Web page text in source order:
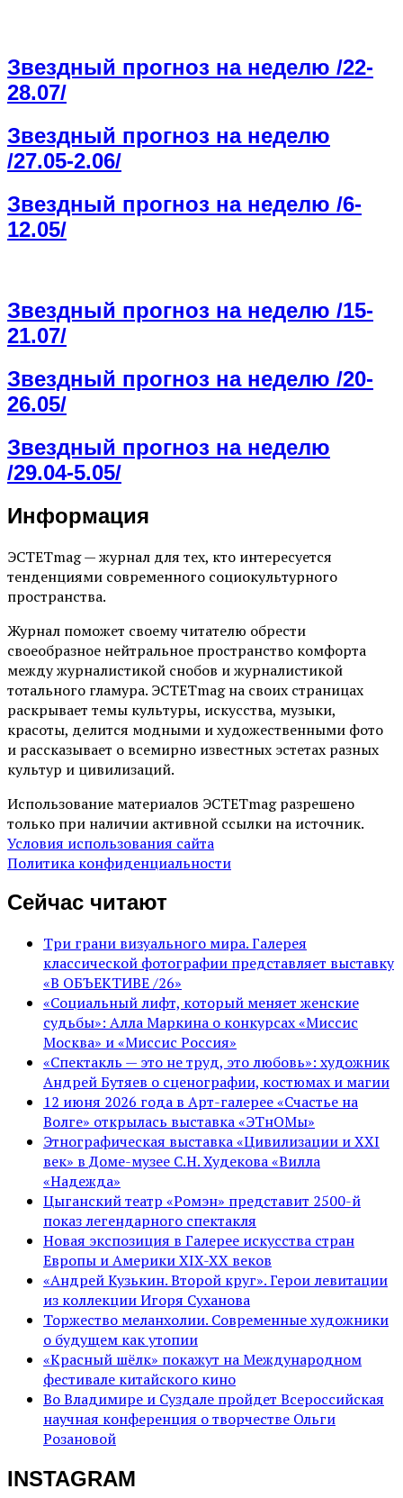
Звездный прогноз на неделю /22-
28.07/
Звездный прогноз на неделю
/27.05-2.06/
Звездный прогноз на неделю /6-
12.05/
Звездный прогноз на неделю /15-
21.07/
Звездный прогноз на неделю /20-
26.05/
Звездный прогноз на неделю
/29.04-5.05/
Информация
ЭСТЕТmag — журнал для тех, кто интересуется
тенденциями современного социокультурного
пространства.
Журнал поможет своему читателю обрести
своеобразное нейтральное пространство комфорта
между журналистикой снобов и журналистикой
тотального гламура. ЭСТЕТmag на своих страницах
раскрывает темы культуры, искусства, музыки,
красоты, делится модными и художественными фото
и рассказывает о всемирно известных эстетах разных
культур и цивилизаций.
Использование материалов ЭСТЕТmag разрешено
только при наличии активной ссылки на источник.
Условия использования сайта
Политика конфиденциальности
Сейчас читают
Три грани визуального мира. Галерея
классической фотографии представляет выставку
«В ОБЪЕКТИВЕ /26»
«Социальный лифт, который меняет женские
судьбы»: Алла Маркина о конкурсах «Миссис
Москва» и «Миссис Россия»
«Спектакль — это не труд, это любовь»: художник
Андрей Бутяев о сценографии, костюмах и магии
12 июня 2026 года в Арт-галерее «Счастье на
Волге» открылась выставка «ЭТнОМы»
Этнографическая выставка «Цивилизации и ХХI
век» в Доме-музее С.Н. Худекова «Вилла
«Надежда»
Цыганский театр «Ромэн» представит 2500-й
показ легендарного спектакля
Новая экспозиция в Галерее искусства стран
Европы и Америки XIX-XX веков
«Андрей Кузькин. Второй круг». Герои левитации
из коллекции Игоря Суханова
Торжество меланхолии. Современные художники
о будущем как утопии
«Красный шёлк» покажут на Международном
фестивале китайского кино
Во Владимире и Суздале пройдет Всероссийская
научная конференция о творчестве Ольги
Розановой
INSTAGRAM